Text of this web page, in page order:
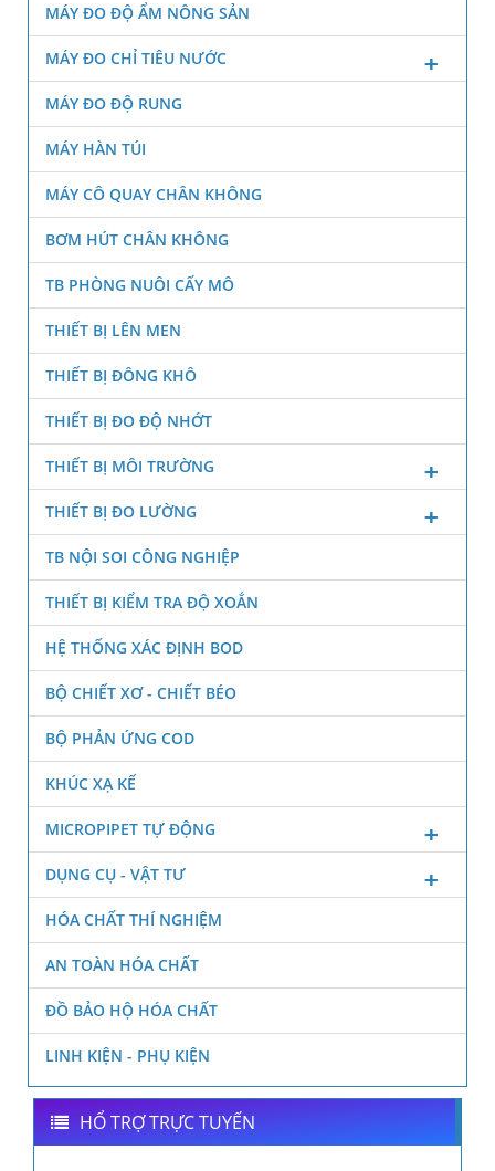
MÁY ĐO ĐỘ ẨM NÔNG SẢN
MÁY ĐO CHỈ TIÊU NƯỚC
MÁY ĐO ĐỘ RUNG
MÁY HÀN TÚI
MÁY CÔ QUAY CHÂN KHÔNG
BƠM HÚT CHÂN KHÔNG
TB PHÒNG NUÔI CẤY MÔ
THIẾT BỊ LÊN MEN
THIẾT BỊ ĐÔNG KHÔ
THIẾT BỊ ĐO ĐỘ NHỚT
THIẾT BỊ MÔI TRƯỜNG
THIẾT BỊ ĐO LƯỜNG
TB NỘI SOI CÔNG NGHIỆP
THIẾT BỊ KIỂM TRA ĐỘ XOẮN
HỆ THỐNG XÁC ĐỊNH BOD
BỘ CHIẾT XƠ - CHIẾT BÉO
BỘ PHẢN ỨNG COD
KHÚC XẠ KẾ
MICROPIPET TỰ ĐỘNG
DỤNG CỤ - VẬT TƯ
HÓA CHẤT THÍ NGHIỆM
AN TOÀN HÓA CHẤT
ĐỒ BẢO HỘ HÓA CHẤT
LINH KIỆN - PHỤ KIỆN
HỔ TRỢ TRỰC TUYẾN